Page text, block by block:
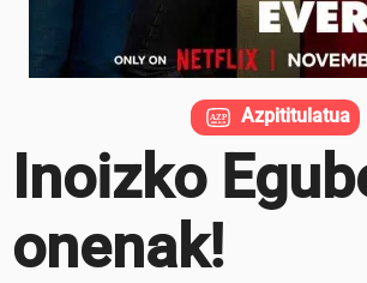
Inoizko
onenak!
Azpititulatua